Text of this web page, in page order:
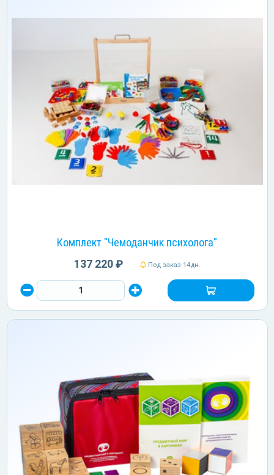
Комплект "Чемоданчик психолога"
137 220 ₽ Под заказ 14дн.